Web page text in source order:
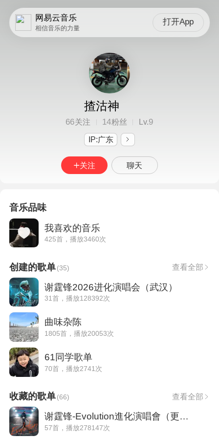
网易云音乐
相信音乐的力量
打开App
揸沽神
66关注 14粉丝 Lv.9
IP:广东
关注 聊天
音乐品味
我喜欢的音乐
425首，播放3460次
创建的歌单(35) 查看全部
谢霆锋2026进化演唱会（武汉）
31首，播放128392次
曲味杂陈
1805首，播放20053次
61同学歌单
70首，播放2741次
收藏的歌单(66) 查看全部
谢霆锋-Evolution進化演唱會（更新内地歌）
57首，播放278147次